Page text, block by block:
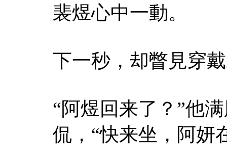
裴煜心中一動。
下一秒，却瞥見穿
“阿煜回来了？”他
侃，“快来坐，阿妍